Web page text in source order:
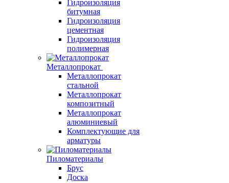
Гидроизоляция
битумная
Гидроизоляция
цементная
Гидроизоляция
полимерная
Металлопрокат
Металлопрокат
стальной
Металлопрокат
композитный
Металлопрокат
алюминиевый
Комплектующие для
арматуры
Пиломатериалы
Брус
Доска